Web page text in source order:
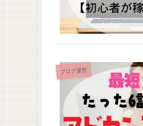
ブログ運営